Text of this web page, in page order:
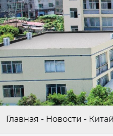
Главная - Новости -